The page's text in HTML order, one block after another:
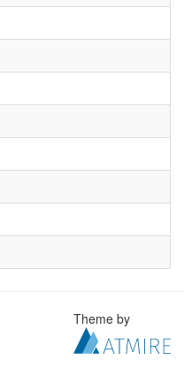
Theme by